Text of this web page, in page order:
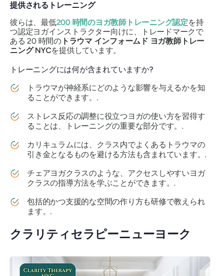
提供されるトレーニング
彼らは、最低200 時間のヨガ教師トレーニング認定を持
つ認定ヨガインストラクター向けに、トレードマークで
ある 20 時間のトラウマ インフォームド ヨガ教師トレー
ニング NYCを提供しています。
トレーニングには何が含まれていますか?
トラウマが神経系にどのような影響を与えるかを知
ることができます。.
ストレス反応の調整に役立つヨガの使い方を習得す
ることは、トレーニングの重要な部分です。.
カリキュラムには、クラス内でよくあるトラウマの
引き金となるものを避ける方法も含まれています。.
チェアヨガクラスのような、アクセスしやすいヨガ
クラスの指導方法を学ぶことができます。.
包括的かつ支援的な空間の作り方も研修で教えられ
ます。.
クラリティセラピーニューヨーク